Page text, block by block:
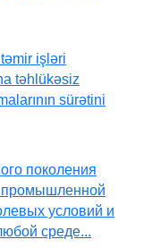
işləri
təhlükəsiz
sürətini
поколения
промышленной
условий и
среде...